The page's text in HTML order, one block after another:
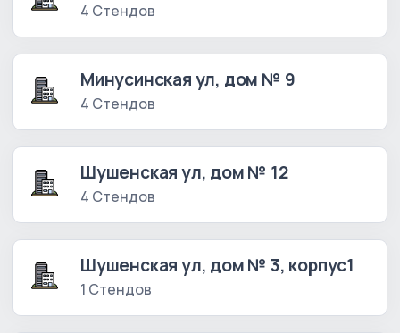
4 Стендов
Минусинская ул, дом № 9
4 Стендов
Шушенская ул, дом № 12
4 Стендов
Шушенская ул, дом № 3, корпус1
1 Стендов